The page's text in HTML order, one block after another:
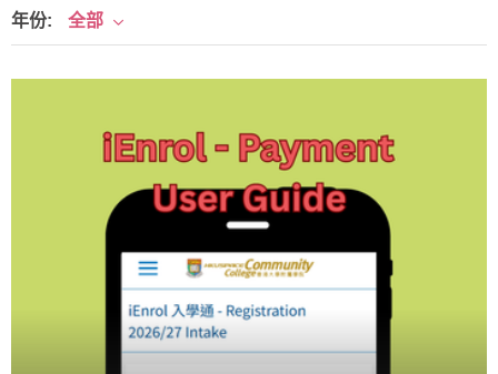
年份: 全部